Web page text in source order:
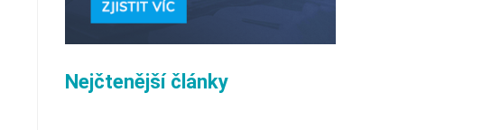
Nejčtenější články